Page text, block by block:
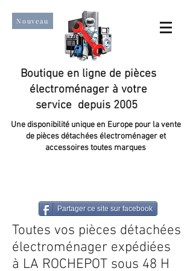
Nouveau
Boutique en ligne de pièces
électroménager à votre
service depuis 2005
Une disponibilité unique en Europe pour la vente
de pièces détachées électroménager et
accessoires toutes marques
Partager ce site sur facebook
Toutes vos pièces détachées
électroménager expédiées
à LA ROCHEPOT sous 48 H